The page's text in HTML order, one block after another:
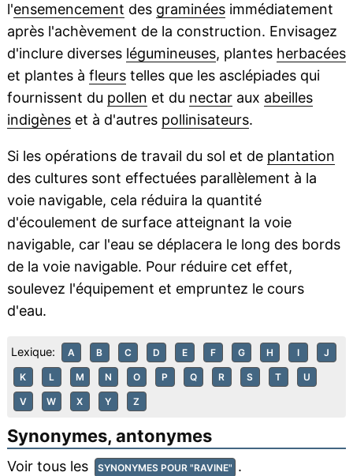
l'ensemencement des graminéesimmédiatement
après l'achèvement de la construction. Envisagez
d'inclure diverses légumineuses, plantes herbacées
et plantes à fleurstelles que les asclépiades qui
fournissent du pollen et du nectaraux abeilles
indigèneset à d'autres pollinisateurs.
Si les opérations de travail du sol et de plantation
des cultures sont effectuées parallèlement à la
voie navigable, cela réduira la quantité
d'écoulement de surface atteignant la voie
navigable, car l'eau se déplacera le long des bords
de la voie navigable. Pour réduire cet effet,
soulevez l'équipement et empruntez le cours
d'eau.
Lexique: A B C D E F G H I J
K L M N O P Q R S T U
V W X Y Z
Synonymes, antonymes
Voir tous les SYNONYMES POUR "RAVINE" .